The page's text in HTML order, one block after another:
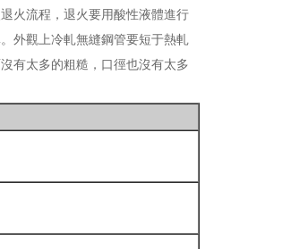
火流程，退火要用酸性液體進行
外觀上冷軋無縫鋼管要短于熱軋
有太多的粗糙，口徑也沒有太多